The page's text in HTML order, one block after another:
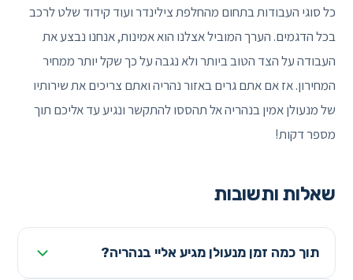
כל סוגי העבודות בתחום מהחלפת צילינדר ועוד קידוד שלט לרכב
בכל הדגמים. הערך המוביל אצלנו הוא אמינות, אנחנו נבצע את
העבודה על הצד הטוב ביותר ולא נגבה על כך שקל יותר ממחיר
המחירון. אז אם אתם גרים באזור נהריה ואתם צריכים את שירותיו
של מנעולן אמין בנהריה אל תהססו להתקשר ונגיע עד אליכם תוך
מספר דקות!
שאלות ותשובות
תוך כמה זמן מנעולן מגיע אליי בנהריה?